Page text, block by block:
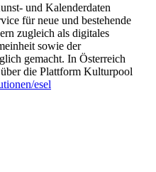
und Kalenderdaten
für neue und bestehende
zugleich als digitales
sowie der
gemacht. In Österreich
die Plattform Kulturpool
esel